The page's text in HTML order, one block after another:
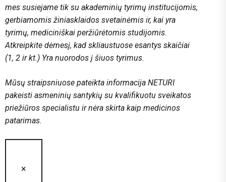
mes susiejame tik su akademinių tyrimų institucijomis,
gerbiamomis žiniasklaidos svetainėmis ir, kai yra
tyrimų, mediciniškai peržiūrėtomis studijomis.
Atkreipkite dėmesį, kad skliaustuose esantys skaičiai
(1, 2 ir kt.) Yra nuorodos į šiuos tyrimus.
Mūsų straipsniuose pateikta informacija NETURI
pakeisti asmeninių santykių su kvalifikuotu sveikatos
priežiūros specialistu ir nėra skirta kaip medicinos
patarimas.
×